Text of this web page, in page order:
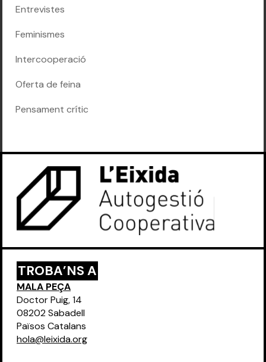
Entrevistes
Feminismes
Intercooperació
Oferta de feina
Pensament crític
TROBA’NS A
MALA PEÇA
Doctor Puig, 14
08202 Sabadell
Països Catalans
hola@leixida.org